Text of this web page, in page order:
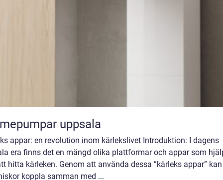
uppsala
appar: en revolution inom kärlekslivet Introduktion: I dagens
era finns det en mängd olika plattformar och appar som
hitta kärleken. Genom att använda dessa ”kärleks appar” kan
koppla samman med ...